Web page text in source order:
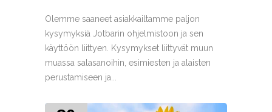
Olemme saaneet asiakkailtamme paljon
kysymyksiä Jotbarin ohjelmistoon ja sen
käyttöön liittyen. Kysymykset liittyvät muun
muassa salasanoihin, esimiesten ja alaisten
perustamiseen ja...